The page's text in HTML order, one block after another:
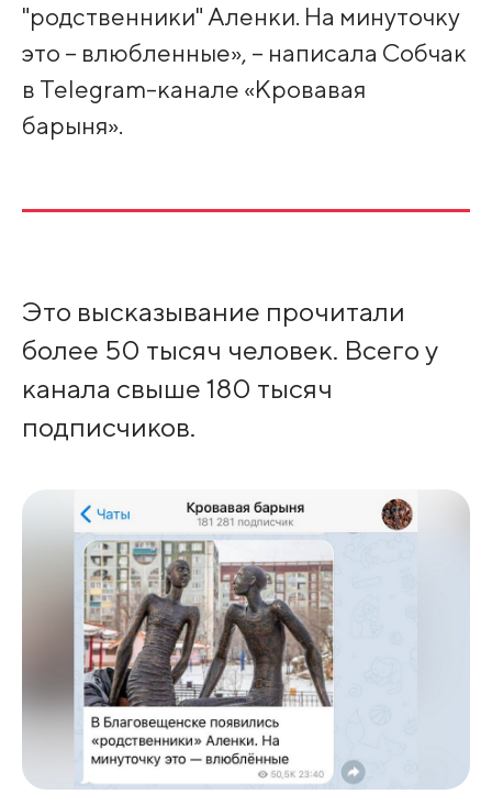
"родственники" Аленки. На минуточку
это – влюбленные», – написала Собчак
в Telegram-канале «Кровавая
барыня».
Это высказывание прочитали
более 50 тысяч человек. Всего у
канала свыше 180 тысяч
подписчиков.